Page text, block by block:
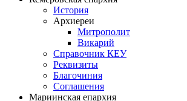
История
Архиереи
Митрополит
Викарий
Справочник КЕУ
Реквизиты
Благочиния
Соглашения
Мариинская епархия